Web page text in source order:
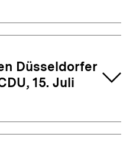
Düsseldorfer
15. Juli